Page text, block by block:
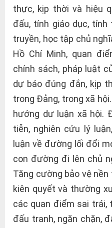
thực, kịp thời và hiệu
đấu, tính giáo dục,
truyền, học tập chủ
Hồ Chí Minh, quan
chính sách, pháp luật
dự báo đúng đắn, kịp
trong Đảng, trong xã
hướng dư luận xã hội.
tiễn, nghiên cứu lý
luận về đường lối đổi
con đường đi lên chủ
Tăng cường bảo vệ
kiên quyết và thường
các quan điểm sai trái,
đấu tranh, ngăn chặn,